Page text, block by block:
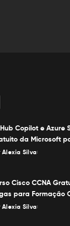
Copilot e Azure
da Microsoft
Alexia Silva
Cisco CCNA
para Formação
Alexia Silva